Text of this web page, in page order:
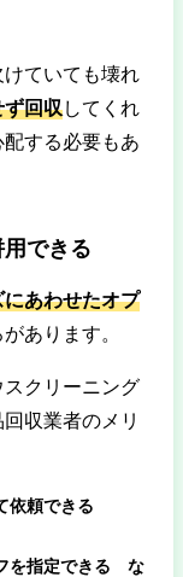
ていても壊れ
回収してくれ
する必要もあ
できる
あわせたオプ
あります。
クリーニング
収業者のメリ
依頼できる
を指定できる な